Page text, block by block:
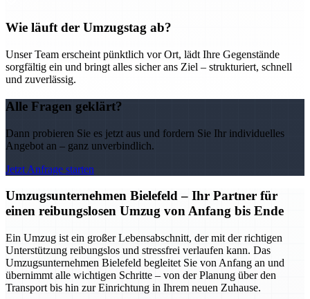
Wie läuft der Umzugstag ab?
Unser Team erscheint pünktlich vor Ort, lädt Ihre Gegenstände
sorgfältig ein und bringt alles sicher ans Ziel – strukturiert, schnell
und zuverlässig.
Alle Fragen geklärt?
Dann probieren Sie es jetzt aus und fordern Sie Ihr individuelles
Angebot an – ganz unverbindlich.
Jetzt Anfrage starten
Umzugsunternehmen Bielefeld – Ihr Partner für
einen reibungslosen Umzug von Anfang bis Ende
Ein Umzug ist ein großer Lebensabschnitt, der mit der richtigen
Unterstützung reibungslos und stressfrei verlaufen kann. Das
Umzugsunternehmen Bielefeld begleitet Sie von Anfang an und
übernimmt alle wichtigen Schritte – von der Planung über den
Transport bis hin zur Einrichtung in Ihrem neuen Zuhause.